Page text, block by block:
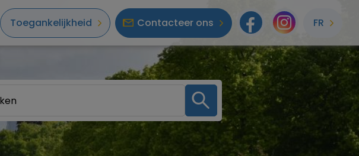
Toegankelijkheid Contacteer ons Facebook
FR